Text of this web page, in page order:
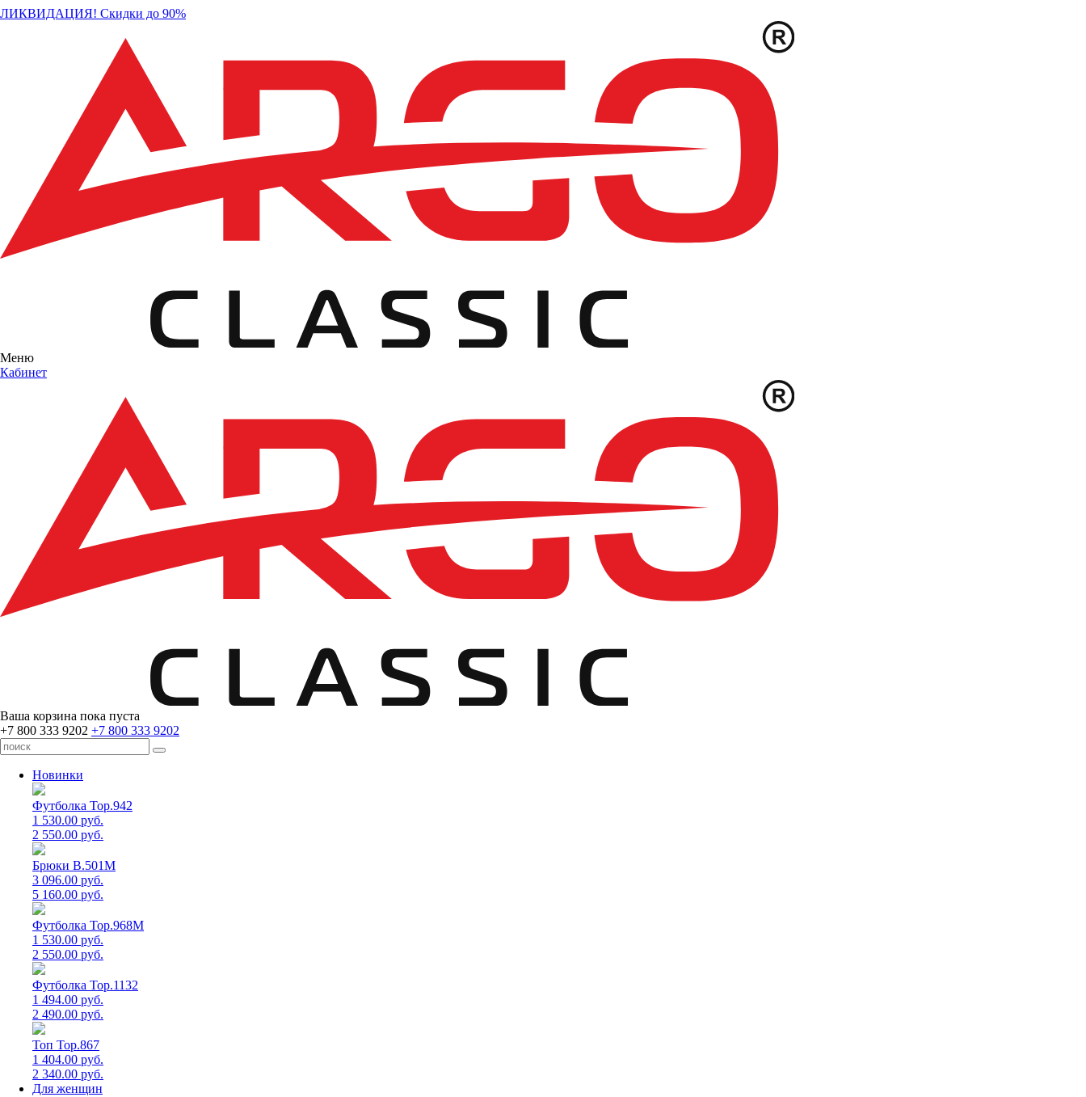
ЛИКВИДАЦИЯ! Скидки до 90%
Меню
Кабинет
Ваша корзина пока пуста
+7 800 333 9202 +7 800 333 9202
Новинки
Футболка Top.942
1 530.00 руб.
2 550.00 руб.
Брюки B.501M
3 096.00 руб.
5 160.00 руб.
Футболка Top.968M
1 530.00 руб.
2 550.00 руб.
Футболка Top.1132
1 494.00 руб.
2 490.00 руб.
Топ Top.867
1 404.00 руб.
2 340.00 руб.
Для женщин